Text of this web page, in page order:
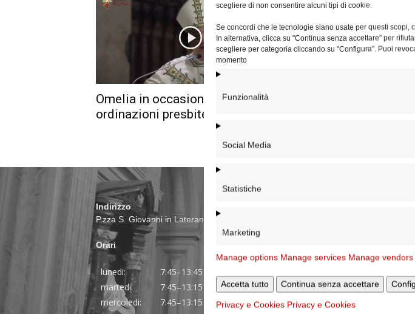
scegliere di non consentire alcuni tipi di cookie.
Se concordi che le tecnologie siano usate per questi scopi,
In alternativa, clicca su "Continua senza accettare" per
scegliere per categoria cliccando su "Configura". Puoi
momento
Funzionalità
Social Media
Statistiche
Marketing
Manage options Manage services Manage vendors
Accetta tutto Continua senza accettare
Privacy e Cookies Privacy e Cookies
Omelia in occasione delle
ordinazioni presbiterali 2023
Indirizzo
P.zza S. Giovanni in Laterano 6 00184 Roma
Orari
lunedi:
7:45–13:45
martedi:
7:45–13:15 e 14:00-17:30
mercoledi:
7:45–13:15 e 14:00-17:30